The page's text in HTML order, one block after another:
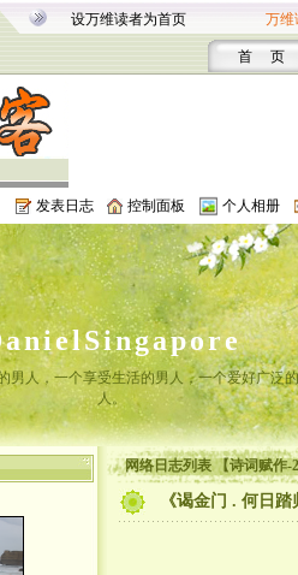
设万维读者为首页 万维
首 页
发表日志 控制面板 个人相册
男人，一个享受生活的男人，一个爱好广泛
人。
网络日志列表 【诗词赋作-
《谒金门 . 何日踏